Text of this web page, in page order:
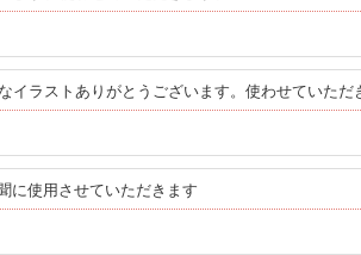
イラストありがとうございます。使わせていただ
に使用させていただきます